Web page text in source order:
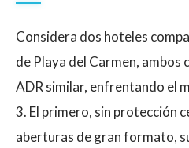
Considera dos hoteles
de Playa del Carmen, ambos
ADR similar, enfrentando el
3. El primero, sin protección
aberturas de gran formato,